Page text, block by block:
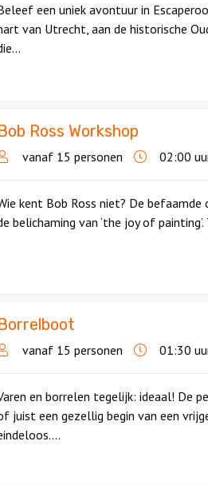
een uniek avontuur in
van Utrecht, aan de historische
Ross Workshop
vanaf 15 personen 02:00
kent Bob Ross niet? De befaamde
belichaming van ‘the joy of
vanaf 15 personen 01:30
en borrelen tegelijk: ideaal! De
juist een gezellig begin van een